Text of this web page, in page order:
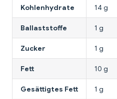
Kohlenhydrate 14 g
Ballaststoffe 1 g
Zucker 1 g
Fett 10 g
Gesättigtes Fett 1 g